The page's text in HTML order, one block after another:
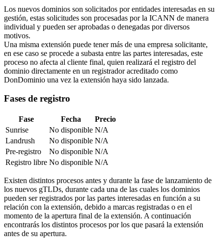
Los nuevos dominios son solicitados por entidades interesadas en su
gestión, estas solicitudes son procesadas por la ICANN de manera
individual y pueden ser aprobadas o denegadas por diversos
motivos.
Una misma extensión puede tener más de una empresa solicitante,
en ese caso se procede a subasta entre las partes interesadas, este
proceso no afecta al cliente final, quien realizará el registro del
dominio directamente en un registrador acreditado como
DonDominio una vez la extensión haya sido lanzada.
Fases de registro
Fase Fecha
Precio
Sunrise
No disponible N/A
Landrush
No disponible N/A
Pre-registro
No disponible N/A
Registro libre No disponible N/A
Existen distintos procesos antes y durante la fase de lanzamiento de
los nuevos gTLDs, durante cada una de las cuales los dominios
pueden ser registrados por las partes interesadas en función a su
relación con la extensión, debido a marcas registradas o en el
momento de la apertura final de la extensión. A continuación
encontrarás los distintos procesos por los que pasará la extensión
antes de su apertura.